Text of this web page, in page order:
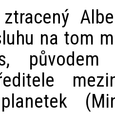
na tom
původem